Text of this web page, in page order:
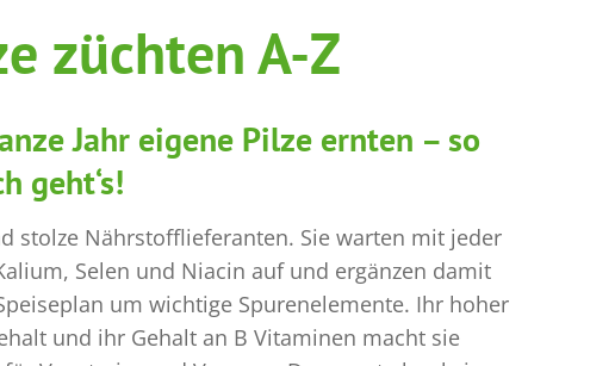
züchten A-Z
Jahr eigene Pilze ernten – so
geht‘s!
stolze Nährstofflieferanten. Sie warten mit jeder
Selen und Niacin auf und ergänzen damit
um wichtige Spurenelemente. Ihr hoher
und ihr Gehalt an B Vitaminen macht sie